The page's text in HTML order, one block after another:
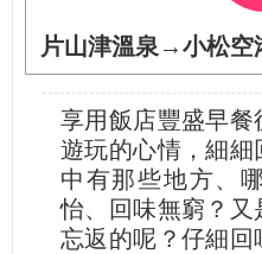
片山津溫泉→小松空
享用飯店豐盛早餐
遊玩的心情，細細
中有那些地方、
怡、回味無窮？又
忘返的呢？仔細